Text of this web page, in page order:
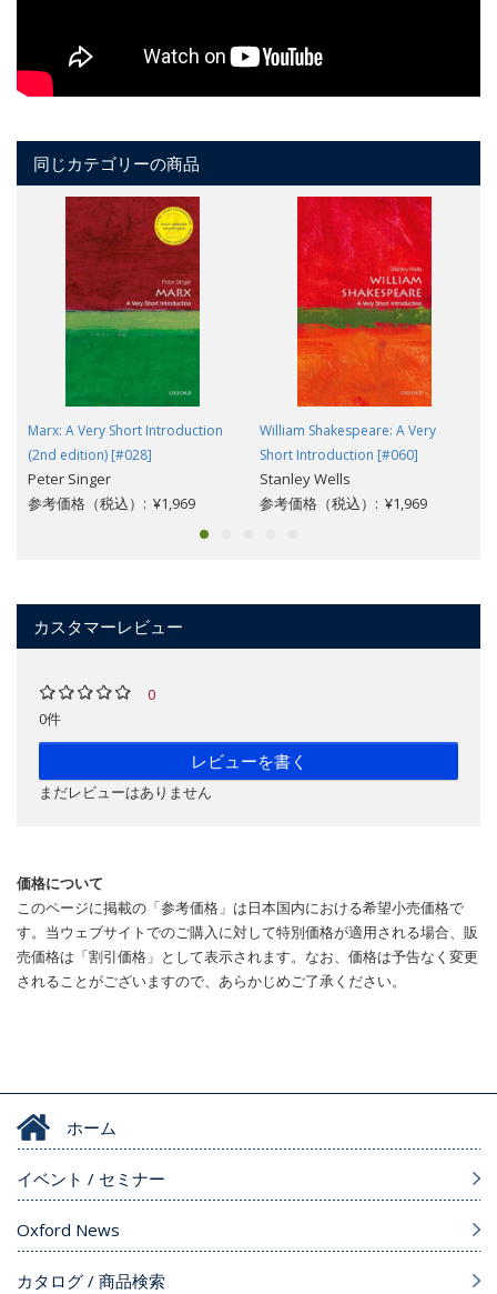
同じカテゴリーの商品
Marx: A Very Short Introduction
(2nd edition) [#028]
Peter Singer
参考価格（税込）: ¥1,969
William Shakespeare: A Very
Short Introduction [#060]
Stanley Wells
参考価格（税込）: ¥1,969
カスタマーレビュー
0
0件
レビューを書く
まだレビューはありません
価格について
このページに掲載の「参考価格」は日本国内における希望小売価格で
す。当ウェブサイトでのご購入に対して特別価格が適用される場合、販
売価格は「割引価格」として表示されます。なお、価格は予告なく変更
されることがございますので、あらかじめご了承ください。
ホーム
イベント / セミナー
Oxford News
カタログ / 商品検索